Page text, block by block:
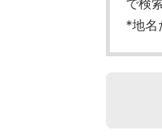
で検
*地名